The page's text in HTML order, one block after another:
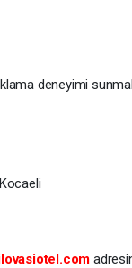
deneyimi